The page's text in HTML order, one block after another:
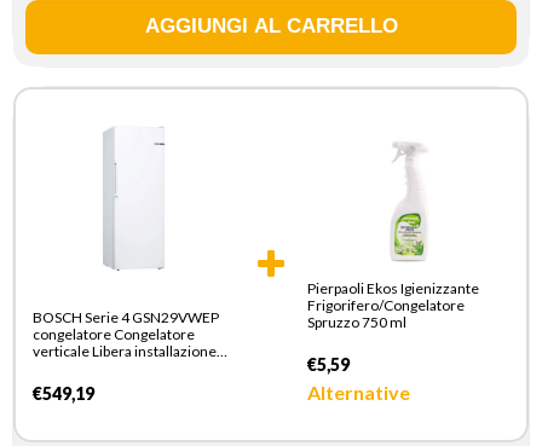
BOSCH Serie 4 GSN29VWEP
congelatore Congelatore
verticale Libera installazione
€549,19
Pierpaoli Ekos Igienizzante
Frigorifero/Congelatore
Spruzzo 750 ml
€5,59
Alternative